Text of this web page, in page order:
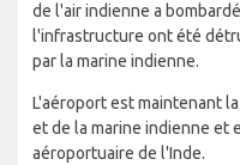
de l'air indienne a
l'infrastructure ont été
par la marine indienne.
L'aéroport est maintenant
et de la marine indienne et
aéroportuaire de l'Inde.